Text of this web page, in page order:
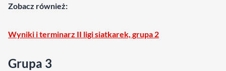
Zobacz również:
Wyniki i terminarz II ligi siatkarek, grupa 2
Grupa 3